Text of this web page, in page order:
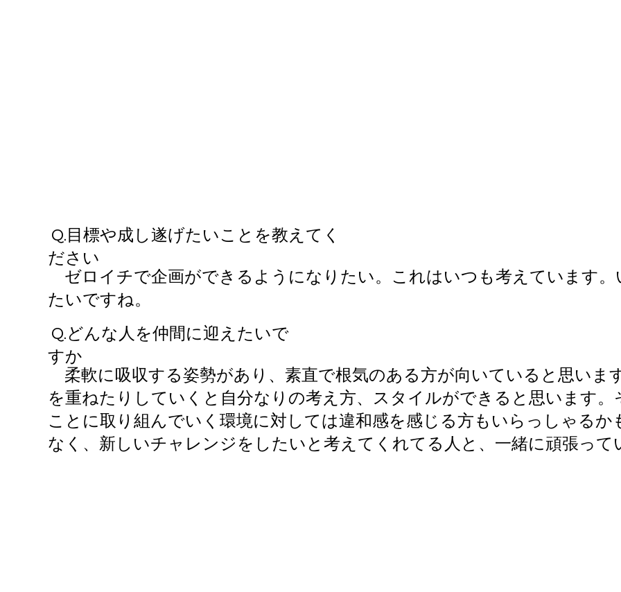
Q.​目標や成し遂げたいことを教えてく
ださい
ゼロイチで企画ができるようになりたい。これはいつも考えています。
たいですね。
Q.​どんな人を仲間に迎えたいで
すか
柔軟に吸収する姿勢があり、素直で根気のある方が向いていると思いま
を重ねたりしていくと自分なりの考え方、スタイルができると思います
ことに取り組んでいく環境に対しては違和感を感じる方もいらっしゃるか
なく、新しいチャレンジをしたいと考えてくれてる人と、一緒に頑張って